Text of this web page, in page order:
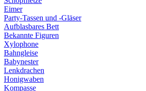
Eimer
Party-Tassen und -Gläser
Aufblasbares Bett
Bekannte Figuren
Xylophone
Bahngleise
Babynester
Lenkdrachen
Honigwaben
Kompasse